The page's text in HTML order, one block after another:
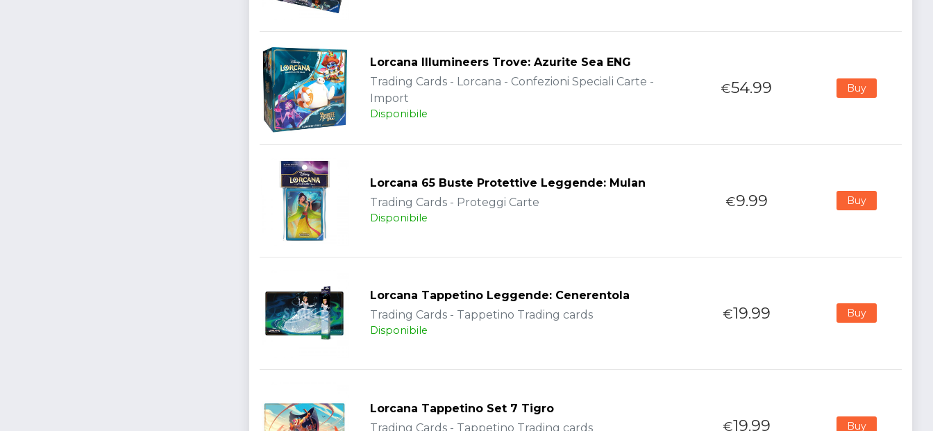
Lorcana Illumineers Trove: Azurite Sea ENG
Trading Cards - Lorcana - Confezioni Speciali Carte -
Import
Disponibile
€54.99 Buy
Lorcana 65 Buste Protettive Leggende: Mulan
Trading Cards - Proteggi Carte
Disponibile
€9.99 Buy
Lorcana Tappetino Leggende: Cenerentola
Trading Cards - Tappetino Trading cards
Disponibile
€19.99 Buy
Lorcana Tappetino Set 7 Tigro
Trading Cards - Tappetino Trading cards
€19.99 Buy